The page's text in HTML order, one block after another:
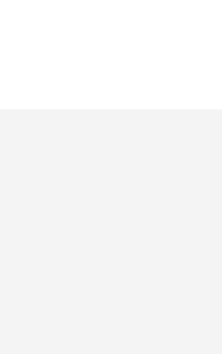
para el equipo